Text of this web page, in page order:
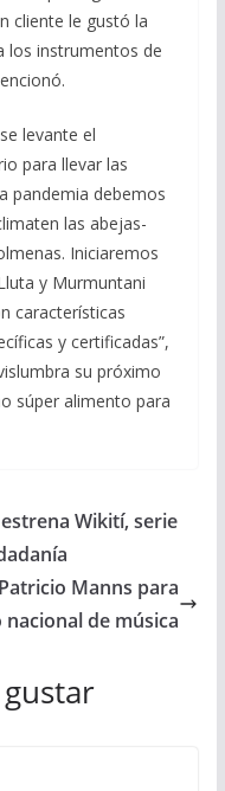
cliente le gustó la
los instrumentos de
levante el
para llevar las
pandemia debemos
las abejas-
Iniciaremos
y Murmuntani
características
y certificadas”,
su próximo
súper alimento para
Wikití, serie
Manns para
de música